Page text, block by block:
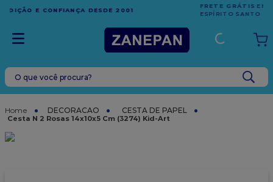
EM COMPRAS ACIMA DE R$1.000,00 PARA O
ESPÍRITO SANTO
O que você procura?
DECORACAO CESTA DE PAPEL
Cesta N 2 Rosas 14x10x5 Cm (3274) Kid-Art
TERMOS MAIS BUSCADOS
leite condensado